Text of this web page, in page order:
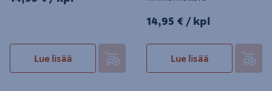
Lue lisää
14,95€/kpl
14,95 € / kpl
Lue lisää